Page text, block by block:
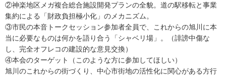
②神楽地区メガ複合総合施設開発プランの全貌。道の駅移転と事業
集約による「財政負担極小化」のメカニズム。
③市民の本音トークセッション参加者全員で、これからの旭川に本
当に必要なものは何かを語り合う「シャベリ場」。（誹謗中傷な
し、完全オフレコの建設的な意見交換）
④本会のターゲット（このような方に参加してほしい）
旭川のこれからの街づくり、中心市街地の活性化に関心がある方行